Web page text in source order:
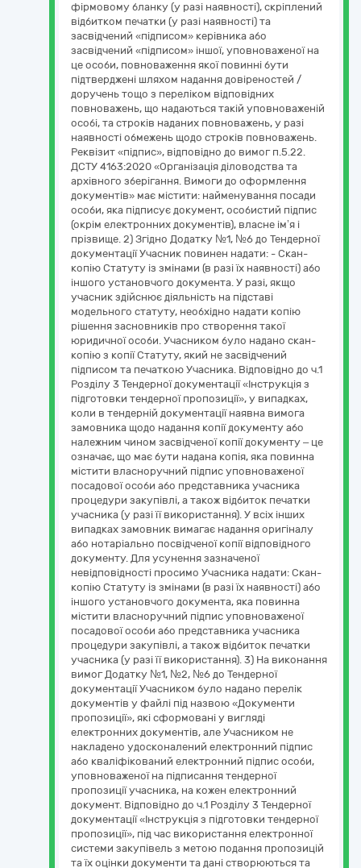
фірмовому бланку (у разі наявності), скріплений
відбитком печатки (у разі наявності) та
засвідчений «підписом» керівника або
засвідчений «підписом» іншої, уповноваженої на
це особи, повноваження якої повинні бути
підтверджені шляхом надання довіреностей /
доручень тощо з переліком відповідних
повноважень, що надаються такій уповноваженій
особі, та строків наданих повноважень, у разі
наявності обмежень щодо строків повноважень.
Реквізит «підпис», відповідно до вимог п.5.22.
ДСТУ 4163:2020 «Організація діловодства та
архівного зберігання. Вимоги до оформлення
документів» має містити: найменування посади
особи, яка підписує документ, особистий підпис
(окрім електронних документів), власне ім’я і
прізвище. 2) Згідно Додатку №1, №6 до Тендерної
документації Учасник повинен надати: - Скан-
копію Статуту із змінами (в разі їх наявності) або
іншого установчого документа. У разі, якщо
учасник здійснює діяльність на підставі
модельного статуту, необхідно надати копію
рішення засновників про створення такої
юридичної особи. Учасником було надано скан-
копію з копії Статуту, який не засвідчений
підписом та печаткою Учасника. Відповідно до ч.1
Розділу 3 Тендерної документації «Інструкція з
підготовки тендерної пропозиції», у випадках,
коли в тендерній документації наявна вимога
замовника щодо надання копії документу або
належним чином засвідченої копії документу – це
означає, що має бути надана копія, яка повинна
містити власноручний підпис уповноваженої
посадової особи або представника учасника
процедури закупівлі, а також відбиток печатки
учасника (у разі її використання). У всіх інших
випадках замовник вимагає надання оригіналу
або нотаріально посвідченої копії відповідного
документу. Для усунення зазначеної
невідповідності просимо Учасника надати: Скан-
копію Статуту із змінами (в разі їх наявності) або
іншого установчого документа, яка повинна
містити власноручний підпис уповноваженої
посадової особи або представника учасника
процедури закупівлі, а також відбиток печатки
учасника (у разі її використання). 3) На виконання
вимог Додатку №1, №2, №6 до Тендерної
документації Учасником було надано перелік
документів у файлі під назвою «Документи
пропозиції», які сформовані у вигляді
електронних документів, але Учасником не
накладено удосконалений електронний підпис
або кваліфікований електронний підпис особи,
уповноваженої на підписання тендерної
пропозиції учасника, на кожен електронний
документ. Відповідно до ч.1 Розділу 3 Тендерної
документації «Інструкція з підготовки тендерної
пропозиції», під час використання електронної
системи закупівель з метою подання пропозицій
та їх оцінки документи та дані створюються та